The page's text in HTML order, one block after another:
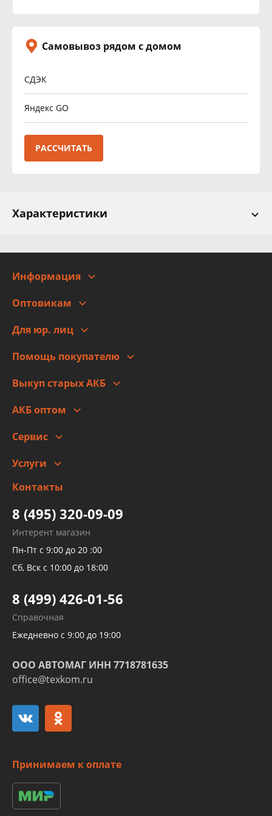
Самовывоз рядом с домом
СДЭК
Яндекс GO
РАССЧИТАТЬ
Характеристики
Информация
Адреса
Новости
Правовая информация
Оптовикам
Для юр. лиц
Помощь покупателю
Оплата
Гарантии и возврат
Выкуп старых АКБ
АКБ оптом
Сервис
Заправка кондиционера авто
Детейлинг
Услуги
высокого давления
Тормозных трубок
Рукавов гидроусилителей
Рукавов компрессоров и турбин
Трубок кондиционеров
Развертка пайка медных стальных
алюминиевых трубок и штуцеров
Контакты
8 (495) 320-09-09
Интерент магазин
Пн-Пт с 9:00 до 20 :00
Сб, Вск с 10:00 до 18:00
8 (499) 426-01-56
Справочная
Ежедневно с 9:00 до 19:00
ООО АВТОМАГ ИНН 7718781635
office@texkom.ru
Принимаем к оплате